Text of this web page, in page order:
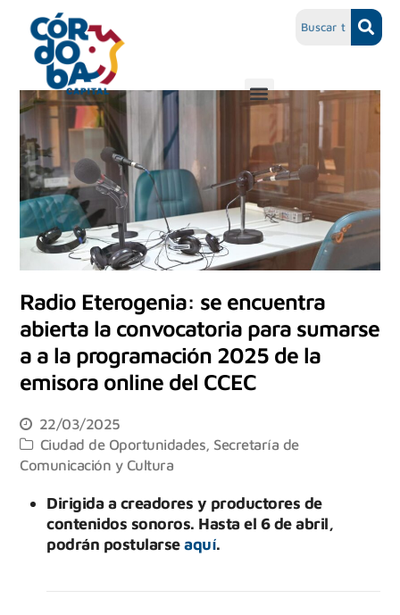
Radio Eterogenia: se encuentra
abierta la convocatoria para sumarse
a a la programación 2025 de la
emisora online del CCEC
22/03/2025
Ciudad de Oportunidades Secretaría de
Comunicación y Cultura
Dirigida a creadores y productores de
contenidos sonoros. Hasta el 6 de abril,
podrán postularseaquí.